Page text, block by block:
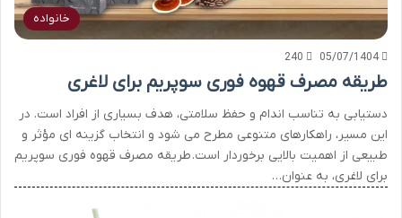
خانواده
05/07/1404
240
طریقه مصرف قهوه فوری سوپریم برای لاغری
دستیابی به تناسب اندام و حفظ سلامتی، هدف بسیاری از افراد است. در
این مسیر، راهکارهای متنوعی مطرح می شود و انتخاب گزینه ای مؤثر و
طبیعی از اهمیت بالایی برخوردار است. طریقه مصرف قهوه فوری سوپریم
برای لاغری، به عنوان…